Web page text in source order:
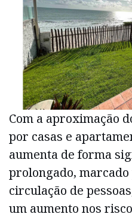
Com a aproximação
por casas e
aumenta de forma
prolongado,
circulação de
um aumento nos